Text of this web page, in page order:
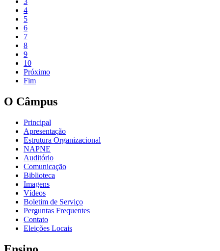
4
5
6
7
8
9
10
Próximo
Fim
O Câmpus
Principal
Apresentação
Estrutura Organizacional
NAPNE
Auditório
Comunicação
Biblioteca
Imagens
Vídeos
Boletim de Serviço
Perguntas Frequentes
Contato
Eleições Locais